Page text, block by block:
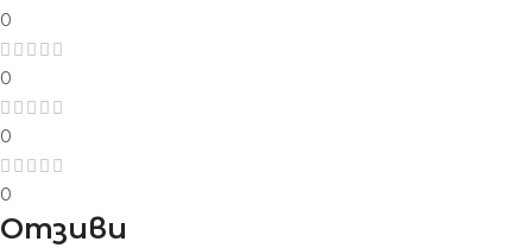
0
0
0
0
Отзиви